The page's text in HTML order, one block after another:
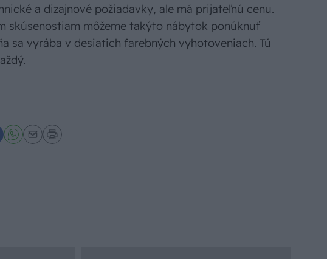
a dizajnové požiadavky, ale má prijateľnú cenu.
skúsenostiam môžeme takýto nábytok ponúknuť
sa vyrába v desiatich farebných vyhotoveniach. Tú